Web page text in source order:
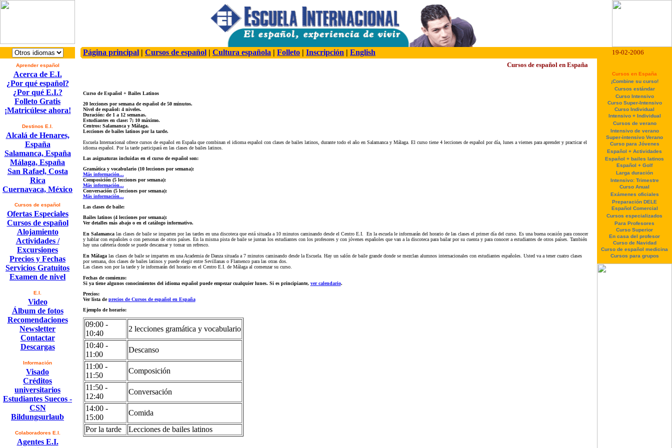
Página principal | Cursos de español | Cultura española | Folleto | Inscripción | English 19-02-2006
Aprender español
Acerca de E.I.
¿Por qué español?
¿Por qué E.I.?
Folleto Gratis
¡Matricúlese ahora!
Destinos E.I.
Alcalá de Henares,
España
Salamanca, España
Málaga, España
San Rafael, Costa
Rica
Cuernavaca, México
Cursos de español
Ofertas Especiales
Cursos de español
Alojamiento
Actividades /
Excursiones
Precios y Fechas
Servicios Gratuitos
Examen de nivel
E.I.
Video
Álbum de fotos
Recomendaciones
Newsletter
Contactar
Descargas
Información
Visado
Créditos
universitarios
Estudiantes Suecos -
CSN
Bildungsurlaub
Colaboradores E.I.
Agentes E.I.
Cursos de español en España
Curso de Español + Bailes Latinos
20 lecciones por semana de español de 50 minutos.
Nivel de español: 4 niveles.
Duración: de 1 a 12 semanas.
Estudiantes en clase: 7; 10 máximo.
Centros: Salamanca y Málaga.
Lecciones de bailes latinos por la tarde.
Escuela Internacional ofrece cursos de español en España que combinan el idioma español con clases de bailes latinos, durante todo el año en Salamanca y Málaga. El curso tiene 4 lecciones de español por día, lunes a viernes para aprender y practicar el
idioma español. Por la tarde participará en las clases de bailes latinos.
Las asignaturas incluidas en el curso de español son:
Gramática y vocabulario (10 lecciones por semana):
Más información...
Composición (5 lecciones por semana):
Más información...
Conversación (5 lecciones por semana):
Más información...
Las clases de baile:
Bailes latinos (4 lecciones por semana):
Ver detalles más abajo o en el catálogo informativo.
En Salamancalas clases de baile se imparten por las tardes en una discoteca que está situada a 10 minutos caminando desde el Centro E.I. En la escuela le informarán del horario de las clases el primer día del curso. Es una buena ocasión para conocer
y hablar con españoles o con personas de otros países. En la misma pista de baile se juntan los estudiantes con los profesores y con jóvenes españoles que van a la discoteca para bailar por su cuenta y para conocer a estudiantes de otros países. También
hay una cafetería donde se puede descansar y tomar un refresco.
En Málagalas clases de baile se imparten en una Academia de Danza situada a 7 minutos caminando desde la Escuela. Hay un salón de baile grande donde se mezclan alumnos internacionales con estudiantes españoles. Usted va a tener cuatro clases
por semana, dos clases de bailes latinos y puede elegir entre Sevillanas o Flamenco para las otras dos.
Las clases son por la tarde y le informarán del horario en el Centro E.I. de Málaga al comenzar su curso.
Fechas de comienzo:
Si ya tiene algunos conocimientos del idioma español puede empezar cualquier lunes. Si es principiante, ver calendario.
Precios:
Ver lista deprecios de Cursos de español en España
Ejemplo de horario:
09:00 -
10:40
2 lecciones gramática y vocabulario
10:40 -
11:00
Descanso
11:00 -
11:50
Composición
11:50 -
12:40
Conversación
14:00 -
15:00
Comida
Por la tarde
Lecciones de bailes latinos
Cursos en España
¡Combine su curso!
Cursos estándar
Curso Intensivo
Curso Super-Intensivo
Curso Individual
Intensivo + Individual
Cursos de verano
Intensivo de verano
Super-intensivo Verano
Curso para Jóvenes
Español + Actividades
Español + bailes latinos
Español + Golf
Larga duración
Intensivo: Trimestre
Curso Anual
Exámenes oficiales
Preparación DELE
Español Comercial
Cursos especializados
Para Profesores
Curso Superior
En casa del profesor
Curso de Navidad
Curso de español medicina
Cursos para grupos